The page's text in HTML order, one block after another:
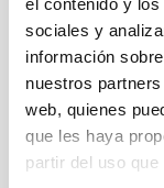
el contenido y
sociales y
información
nuestros
web, quienes
que les haya
partir del uso
Noviembre 2021
Octubre 2021(3)
Septiembre 2021
Agosto 2021(6)
Julio 2021(5)
Junio 2021(4)
Mayo 2021 (2)
Abril 2021